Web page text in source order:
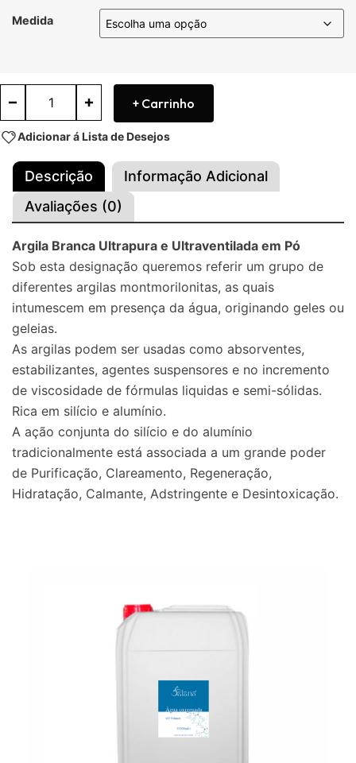
Medida
+ Carrinho
Adicionar á Lista de Desejos
Descrição
Informação Adicional
Avaliações (0)
Argila Branca Ultrapura e Ultraventilada em Pó
Sob esta designação queremos referir um grupo de
diferentes argilas montmorilonitas, as quais
intumescem em presença da água, originando geles ou
geleias.
As argilas podem ser usadas como absorventes,
estabilizantes, agentes suspensores e no incremento
de viscosidade de fórmulas liquidas e semi-sólidas.
Rica em silício e alumínio.
A ação conjunta do silício e do alumínio
tradicionalmente está associada a um grande poder
de Purificação, Clareamento, Regeneração,
Hidratação, Calmante, Adstringente e Desintoxicação.